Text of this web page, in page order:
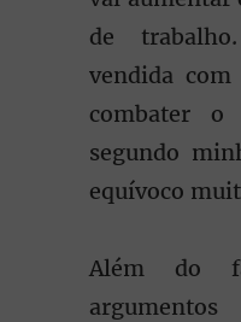
de
vendida
combater o
segundo
equívoco
Além do